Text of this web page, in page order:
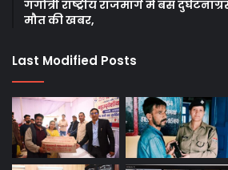
गंगोत्री राष्ट्रीय राजमार्ग में बस
मौत की खबर,
Last Modified Posts